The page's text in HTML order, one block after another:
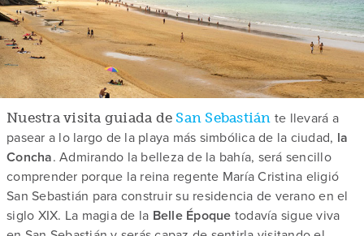
Nuestra visita guiada de San Sebastián te llevará a
pasear a lo largo de la playa más simbólica de la ciudad, la
Concha. Admirando la belleza de la bahía, será sencillo
comprender porque la reina regente María Cristina eligió
San Sebastián para construir su residencia de verano en el
siglo XIX. La magia de la Belle Époque todavía sigue viva